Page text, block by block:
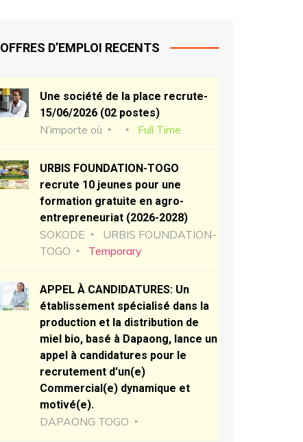
OFFRES D’EMPLOI RECENTS
Une société de la place recrute-
15/06/2026 (02 postes)
N’importe où Full Time
URBIS FOUNDATION-TOGO
recrute 10 jeunes pour une
formation gratuite en agro-
entrepreneuriat (2026-2028)
SOKODE
URBIS FOUNDATION-
TOGO
Temporary
APPEL À CANDIDATURES: Un
établissement spécialisé dans la
production et la distribution de
miel bio, basé à Dapaong, lance un
appel à candidatures pour le
recrutement d’un(e)
Commercial(e) dynamique et
motivé(e).
DAPAONG TOGO